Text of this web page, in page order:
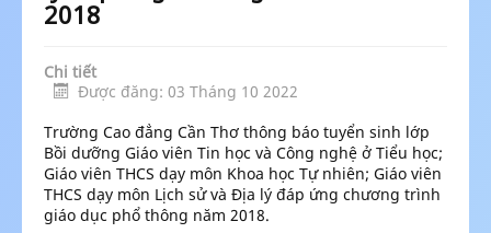
2018
Chi tiết
Được đăng: 03 Tháng 10 2022
Trường Cao đẳng Cần Thơ thông báo tuyển sinh lớp
Bồi dưỡng Giáo viên Tin học và Công nghệ ở Tiểu học;
Giáo viên THCS dạy môn Khoa học Tự nhiên; Giáo viên
THCS dạy môn Lịch sử và Địa lý đáp ứng chương trình
giáo dục phổ thông năm 2018.